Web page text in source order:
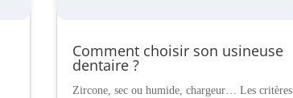
Comment choisir son usineuse
dentaire ?
Zircone, sec ou humide, chargeur… Les critères